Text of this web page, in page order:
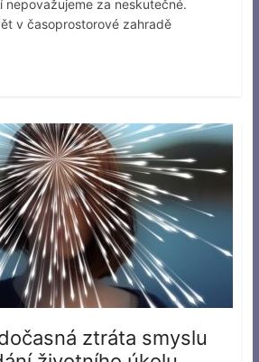
za neskutečné.
v časoprostorové zahradě
ztráta smyslu